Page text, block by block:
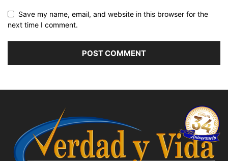
Save my name, email, and website in this browser for the
next time I comment.